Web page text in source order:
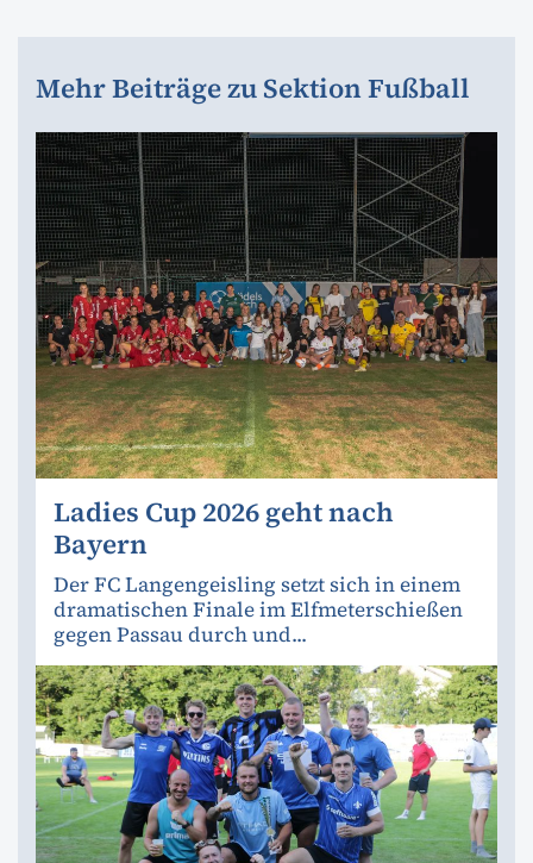
Mehr Beiträge zu Sektion Fußball
Ladies Cup 2026 geht nach
Bayern
Der FC Langengeisling setzt sich in einem
dramatischen Finale im Elfmeterschießen
gegen Passau durch und...